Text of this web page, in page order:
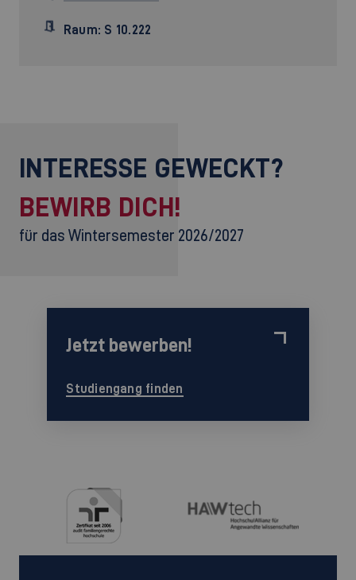
Raum: S 10.222
INTERESSE GEWECKT?
BEWIRB DICH!
für das Wintersemester 2026/2027
Jetzt bewerben!
Studiengang finden